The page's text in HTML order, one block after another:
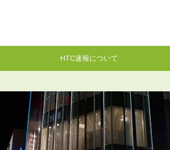
HTC速報について